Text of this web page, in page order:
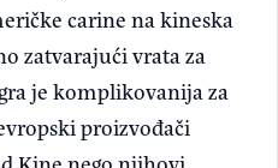
carine na kineska
zatvarajući vrata za
je komplikovanija za
proizvođači